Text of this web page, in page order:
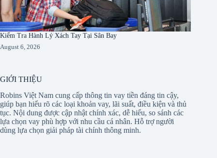
Kiểm Tra Hành Lý Xách Tay Tại Sân Bay
August 6, 2026
GIỚI THIỆU
Robins Việt Nam cung cấp thông tin vay tiền đáng tin cậy,
giúp bạn hiểu rõ các loại khoản vay, lãi suất, điều kiện và thủ
tục. Nội dung được cập nhật chính xác, dễ hiểu, so sánh các
lựa chọn vay phù hợp với nhu cầu cá nhân. Hỗ trợ người
dùng lựa chọn giải pháp tài chính thông minh.